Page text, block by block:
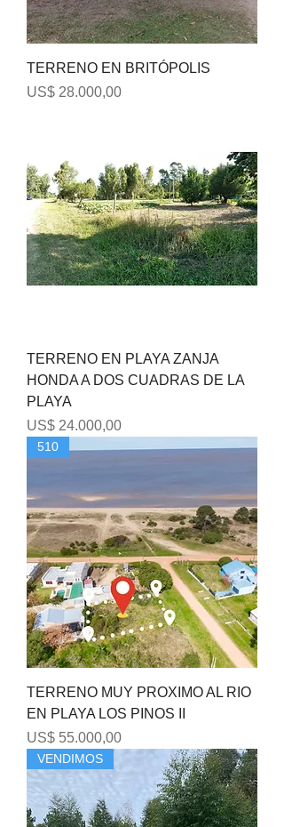
TERRENO EN BRITÓPOLIS
Precio
US$ 28.000,00
TERRENO EN PLAYA ZANJA
HONDA A DOS CUADRAS DE LA
PLAYA
Precio
US$ 24.000,00
510
TERRENO MUY PROXIMO AL RIO
EN PLAYA LOS PINOS II
Precio
US$ 55.000,00
VENDIMOS